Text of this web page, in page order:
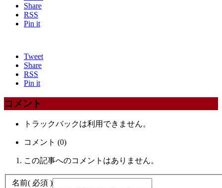
Share
RSS
Pin it
Tweet
Share
RSS
Pin it
コメント
トラックバックは利用できません。
コメント (0)
この記事へのコメントはありません。
名前( 必須 )